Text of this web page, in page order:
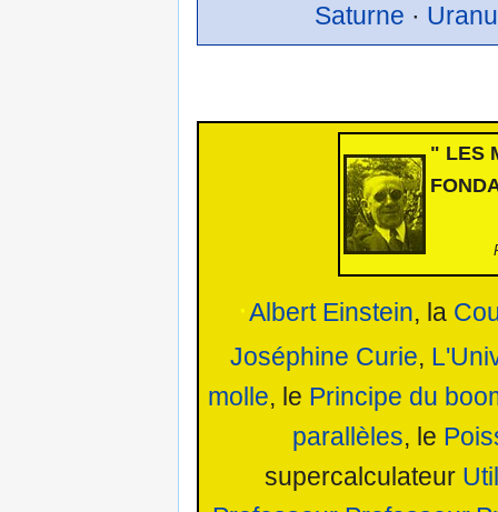
Saturne ·
" LES
·Albert Einstein, la
Joséphine Curie,
molle, le Principe du
parallèles, le
supercalculateur